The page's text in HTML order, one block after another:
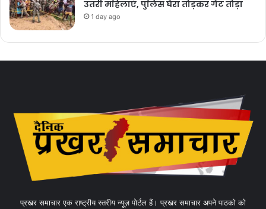
उतरी महिलाएं, पुलिस घेरा तोड़कर गेट तोड़ा
1 day ago
प्रखर समाचार एक राष्ट्रीय स्तरीय न्यूज़ पोर्टल हैं। प्रखर समाचार अपने पाठको को